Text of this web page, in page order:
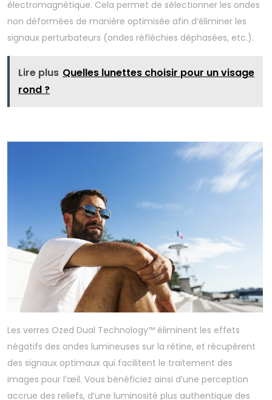
électromagnétique. Cela permet de sélectionner les ondes
non déformées de manière optimisée afin d’éliminer les
signaux perturbateurs (ondes réfléchies déphasées, etc.).
Lire plus Quelles lunettes choisir pour un visage
rond ?
Les verres Ozed Dual Technology™ éliminent les effets
négatifs des ondes lumineuses sur la rétine, et récupèrent
des signaux optimaux qui facilitent le traitement des
images pour l’œil. Vous bénéficiez ainsi d’une perception
accrue des reliefs, d’une luminosité plus authentique des